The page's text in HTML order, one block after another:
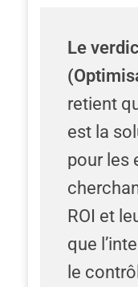
Le
retient
est la
pour les
ROI et
que
le